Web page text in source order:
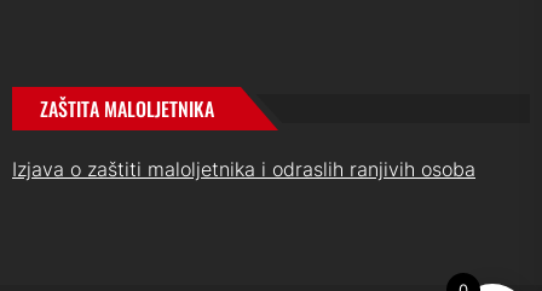
ZAŠTITA MALOLJETNIKA
Izjava o zaštiti maloljetnika i odraslih ranjivih osoba